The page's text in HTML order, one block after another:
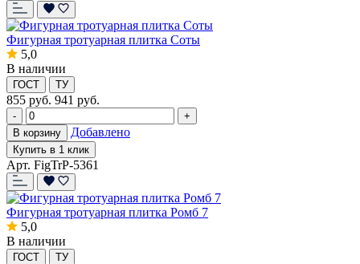
Фигурная тротуарная плитка Соты
5,0
В наличии
ГОСТ ТУ
855 руб. 941 руб.
-
+
В корзину
Добавлено
Купить в 1 клик
Арт. FigTrP-5361
Фигурная тротуарная плитка Ромб 7
5,0
В наличии
ГОСТ ТУ